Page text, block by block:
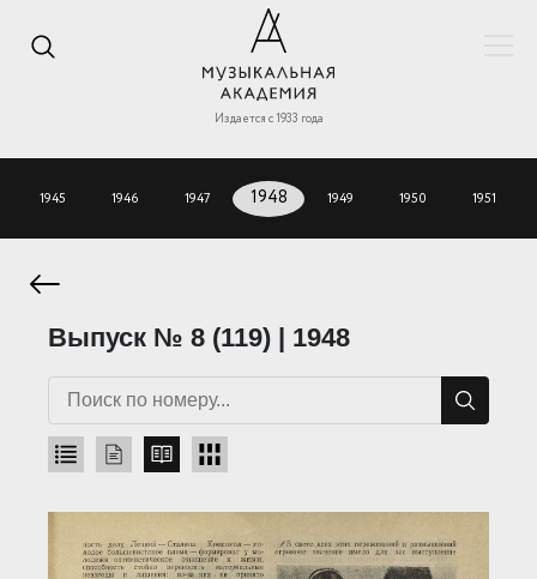
Издается с 1933 года
1945 1946 1947 1948 1949 1950 1951
Выпуск № 8 (119) | 1948